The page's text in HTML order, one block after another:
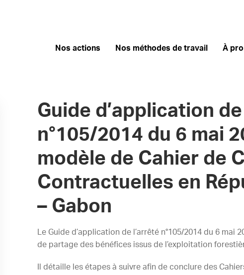
Nos actions Nos méthodes de travail À
Guide d’application
n°105/2014 du 6 mai
modèle de Cahier de
Contractuelles en
– Gabon
Le Guide d’application de l’arrêté n°105/2014 du 6
de partage des bénéfices issus de l’exploitation
Il détaille les étapes à suivre afin de conclure des